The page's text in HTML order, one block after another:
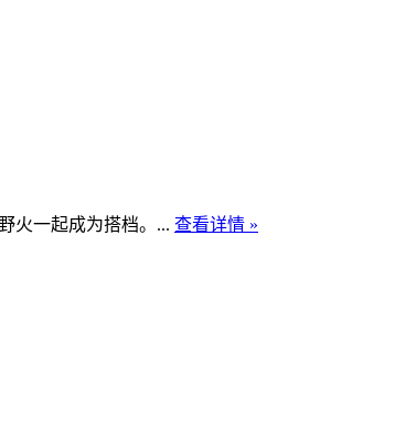
火一起成为搭档。... 查看详情 »